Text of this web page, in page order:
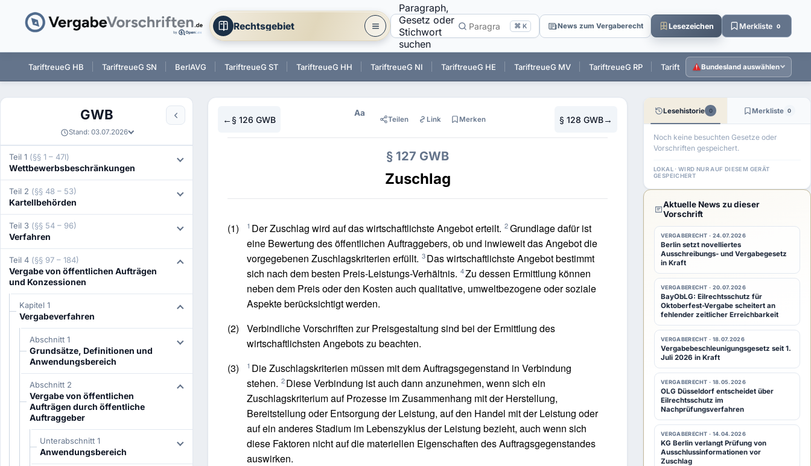
Rechtsgebiet
Paragraph,
Gesetz oder
Stichwort
suchen
⌘ K News zum Vergaberecht Lesezeichen Merkliste 0
TariftreueG HB TariftreueG SN BerlAVG TariftreueG ST TariftreueG HH TariftreueG NI TariftreueG HE TariftreueG MV TariftreueG RP TariftreueG SL TariftreueG SH
Bundesland auswählen
GWB
Stand: 03.07.2026
Teil 1 (§§ 1 – 47l)
Wettbewerbsbeschränkungen
Teil 2 (§§ 48 – 53)
Kartellbehörden
Teil 3 (§§ 54 – 96)
Verfahren
Teil 4 (§§ 97 – 184)
Vergabe von öffentlichen Aufträgen
und Konzessionen
Kapitel 1
Vergabeverfahren
Abschnitt 1
Grundsätze, Definitionen und
Anwendungsbereich
Abschnitt 2
Vergabe von öffentlichen
Aufträgen durch öffentliche
Auftraggeber
Unterabschnitt 1
Anwendungsbereich
←§ 126 GWB
Aa
Teilen Link Merken § 128 GWB→
§ 127 GWB
Zuschlag
(1) 1 Der Zuschlag wird auf das wirtschaftlichste Angebot erteilt. 2Grundlage dafür ist
eine Bewertung des öffentlichen Auftraggebers, ob und inwieweit das Angebot die
vorgegebenen Zuschlagskriterien erfüllt. 3 Das wirtschaftlichste Angebot bestimmt
sich nach dem besten Preis-Leistungs-Verhältnis. 4Zu dessen Ermittlung können
neben dem Preis oder den Kosten auch qualitative, umweltbezogene oder soziale
Aspekte berücksichtigt werden.
(2)
Verbindliche Vorschriften zur Preisgestaltung sind bei der Ermittlung des
wirtschaftlichsten Angebots zu beachten.
(3)
1 Die Zuschlagskriterien müssen mit dem Auftragsgegenstand in Verbindung
stehen. 2 Diese Verbindung ist auch dann anzunehmen, wenn sich ein
Zuschlagskriterium auf Prozesse im Zusammenhang mit der Herstellung,
Bereitstellung oder Entsorgung der Leistung, auf den Handel mit der Leistung oder
auf ein anderes Stadium im Lebenszyklus der Leistung bezieht, auch wenn sich
diese Faktoren nicht auf die materiellen Eigenschaften des Auftragsgegenstandes
auswirken.
Lesehistorie 0 Merkliste 0
Noch keine besuchten Gesetze oder
Vorschriften gespeichert.
LOKAL · WIRD NUR AUF DIESEM GERÄT
GESPEICHERT
Aktuelle News zu dieser
Vorschrift
VERGABERECHT · 24.07.2026
Berlin setzt novelliertes
Ausschreibungs- und Vergabegesetz
in Kraft
VERGABERECHT · 20.07.2026
BayObLG: Eilrechtsschutz für
Oktoberfest-Vergabe scheitert an
fehlender zeitlicher Erreichbarkeit
VERGABERECHT · 18.07.2026
Vergabebeschleunigungsgesetz seit 1.
Juli 2026 in Kraft
VERGABERECHT · 18.05.2026
OLG Düsseldorf entscheidet über
Eilrechtsschutz im
Nachprüfungsverfahren
VERGABERECHT · 14.04.2026
KG Berlin verlangt Prüfung von
Ausschlussinformationen vor
Zuschlag